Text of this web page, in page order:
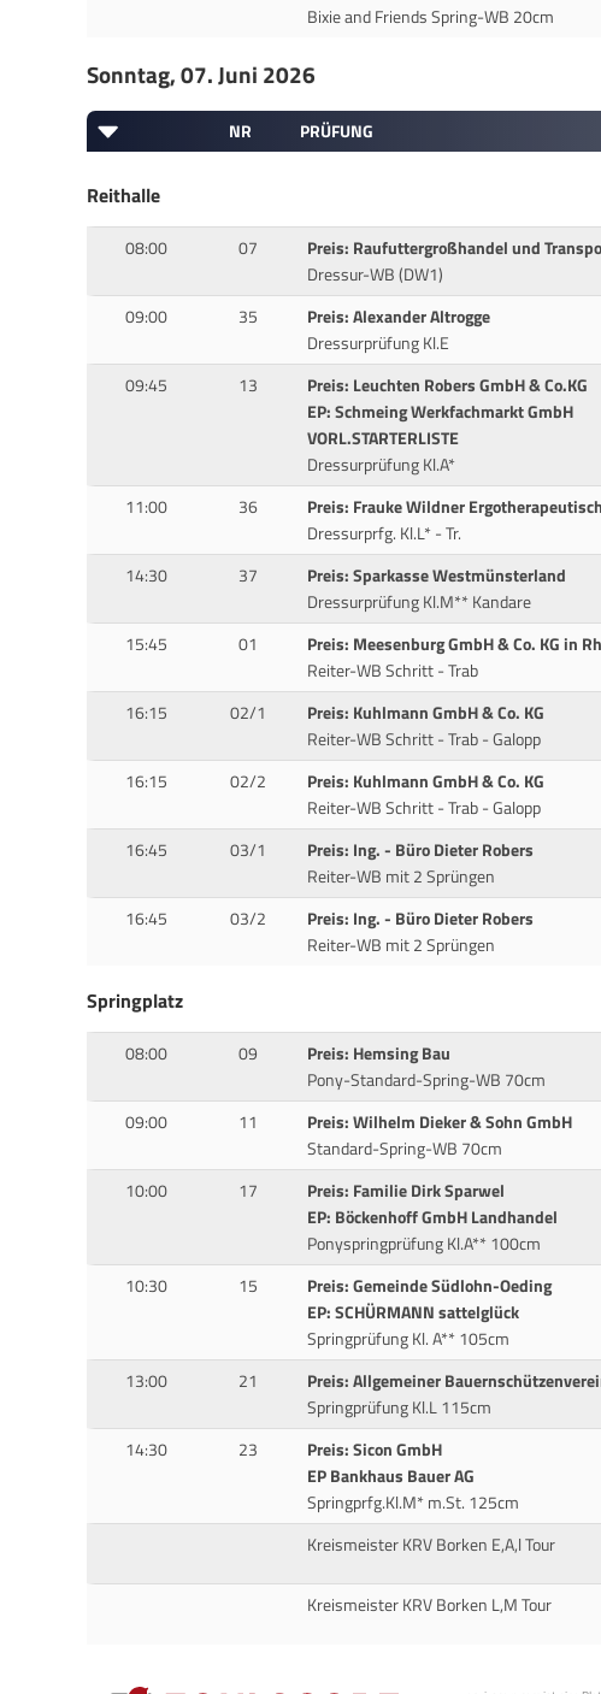
Bixie and Friends Spring-WB 20cm
Sonntag, 07. Juni 2026
NR PRÜFUNG
Reithalle
08:00 07
Preis: Raufuttergroßhandel und
Dressur-WB (DW1)
09:00 35
Preis: Alexander Altrogge
Dressurprüfung Kl.E
09:45 13
Preis: Leuchten Robers GmbH & Co.KG
EP: Schmeing Werkfachmarkt GmbH
VORL.STARTERLISTE
Dressurprüfung Kl.A*
11:00 36
Preis: Frauke Wildner
Dressurprfg. Kl.L* - Tr.
14:30 37
Preis: Sparkasse Westmünsterland
Dressurprüfung Kl.M** Kandare
15:45 01
Preis: Meesenburg GmbH & Co. KG in
Reiter-WB Schritt - Trab
16:15 02/1
Preis: Kuhlmann GmbH & Co. KG
Reiter-WB Schritt - Trab - Galopp
16:15 02/2
Preis: Kuhlmann GmbH & Co. KG
Reiter-WB Schritt - Trab - Galopp
16:45 03/1
Preis: Ing. - Büro Dieter Robers
Reiter-WB mit 2 Sprüngen
16:45 03/2
Preis: Ing. - Büro Dieter Robers
Reiter-WB mit 2 Sprüngen
Springplatz
08:00 09
Preis: Hemsing Bau
Pony-Standard-Spring-WB 70cm
09:00 11
Preis: Wilhelm Dieker & Sohn GmbH
Standard-Spring-WB 70cm
10:00 17
Preis: Familie Dirk Sparwel
EP: Böckenhoff GmbH Landhandel
Ponyspringprüfung Kl.A** 100cm
10:30 15
Preis: Gemeinde Südlohn-Oeding
EP: SCHÜRMANN sattelglück
Springprüfung Kl. A** 105cm
13:00 21
Preis: Allgemeiner
Springprüfung Kl.L 115cm
14:30 23
Preis: Sicon GmbH
EP Bankhaus Bauer AG
Springprfg.Kl.M* m.St. 125cm
Kreismeister KRV Borken E,A,l Tour
Kreismeister KRV Borken L,M Tour